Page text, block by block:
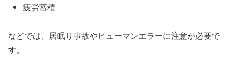
疲労蓄積
などでは、居眠り事故やヒューマンエラーに注意が必要で
す。